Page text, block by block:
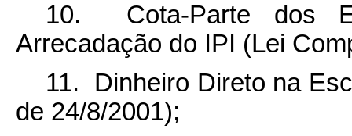
10. Cota-Parte dos
Arrecadação do IPI (Lei
11. Dinheiro Direto na
de 24/8/2001);